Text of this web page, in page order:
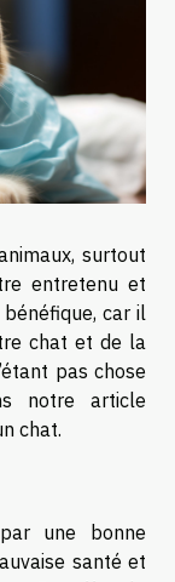
surtout
entretenu et
car il
chat et de la
pas chose
notre article
chat.
une bonne
santé et